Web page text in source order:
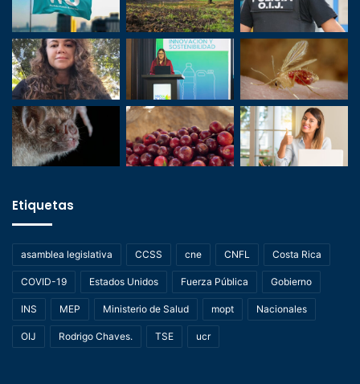
Etiquetas
asamblea legislativa CCSS cne CNFL Costa Rica
COVID-19 Estados Unidos Fuerza Pública Gobierno
INS MEP Ministerio de Salud mopt Nacionales
OIJ Rodrigo Chaves. TSE ucr